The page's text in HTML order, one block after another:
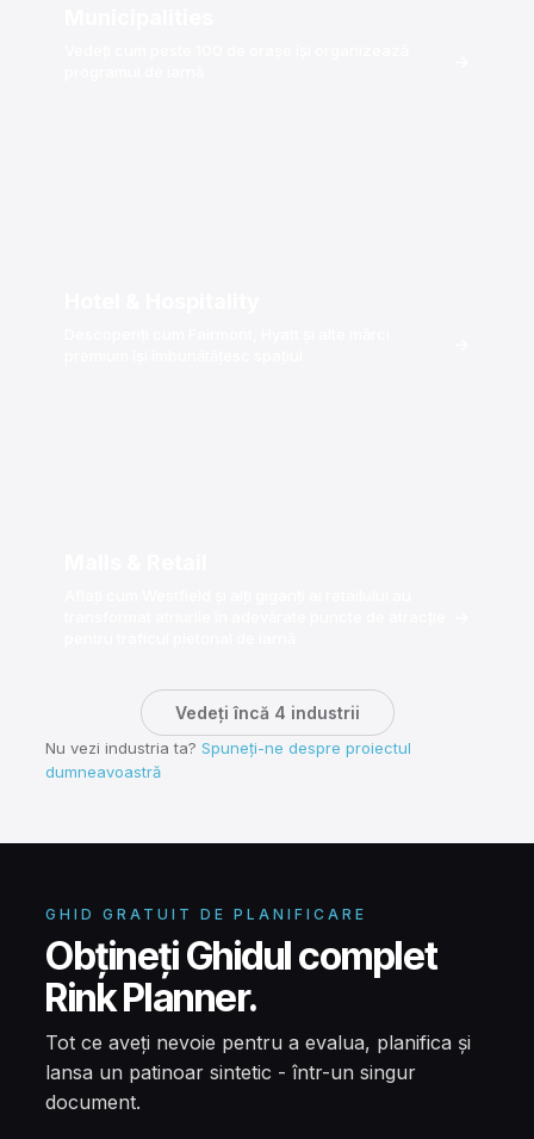
Vedeți încă 4 industrii
Nu vezi industria ta? Spuneți-ne despre proiectul
dumneavoastră
GHID GRATUIT DE PLANIFICARE
Obțineți Ghidul complet
Rink Planner.
Tot ce aveți nevoie pentru a evalua, planifica și
lansa un patinoar sintetic - într-un singur
document.